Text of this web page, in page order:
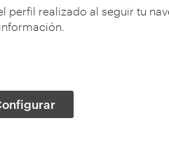
perfil realizado al seguir tu